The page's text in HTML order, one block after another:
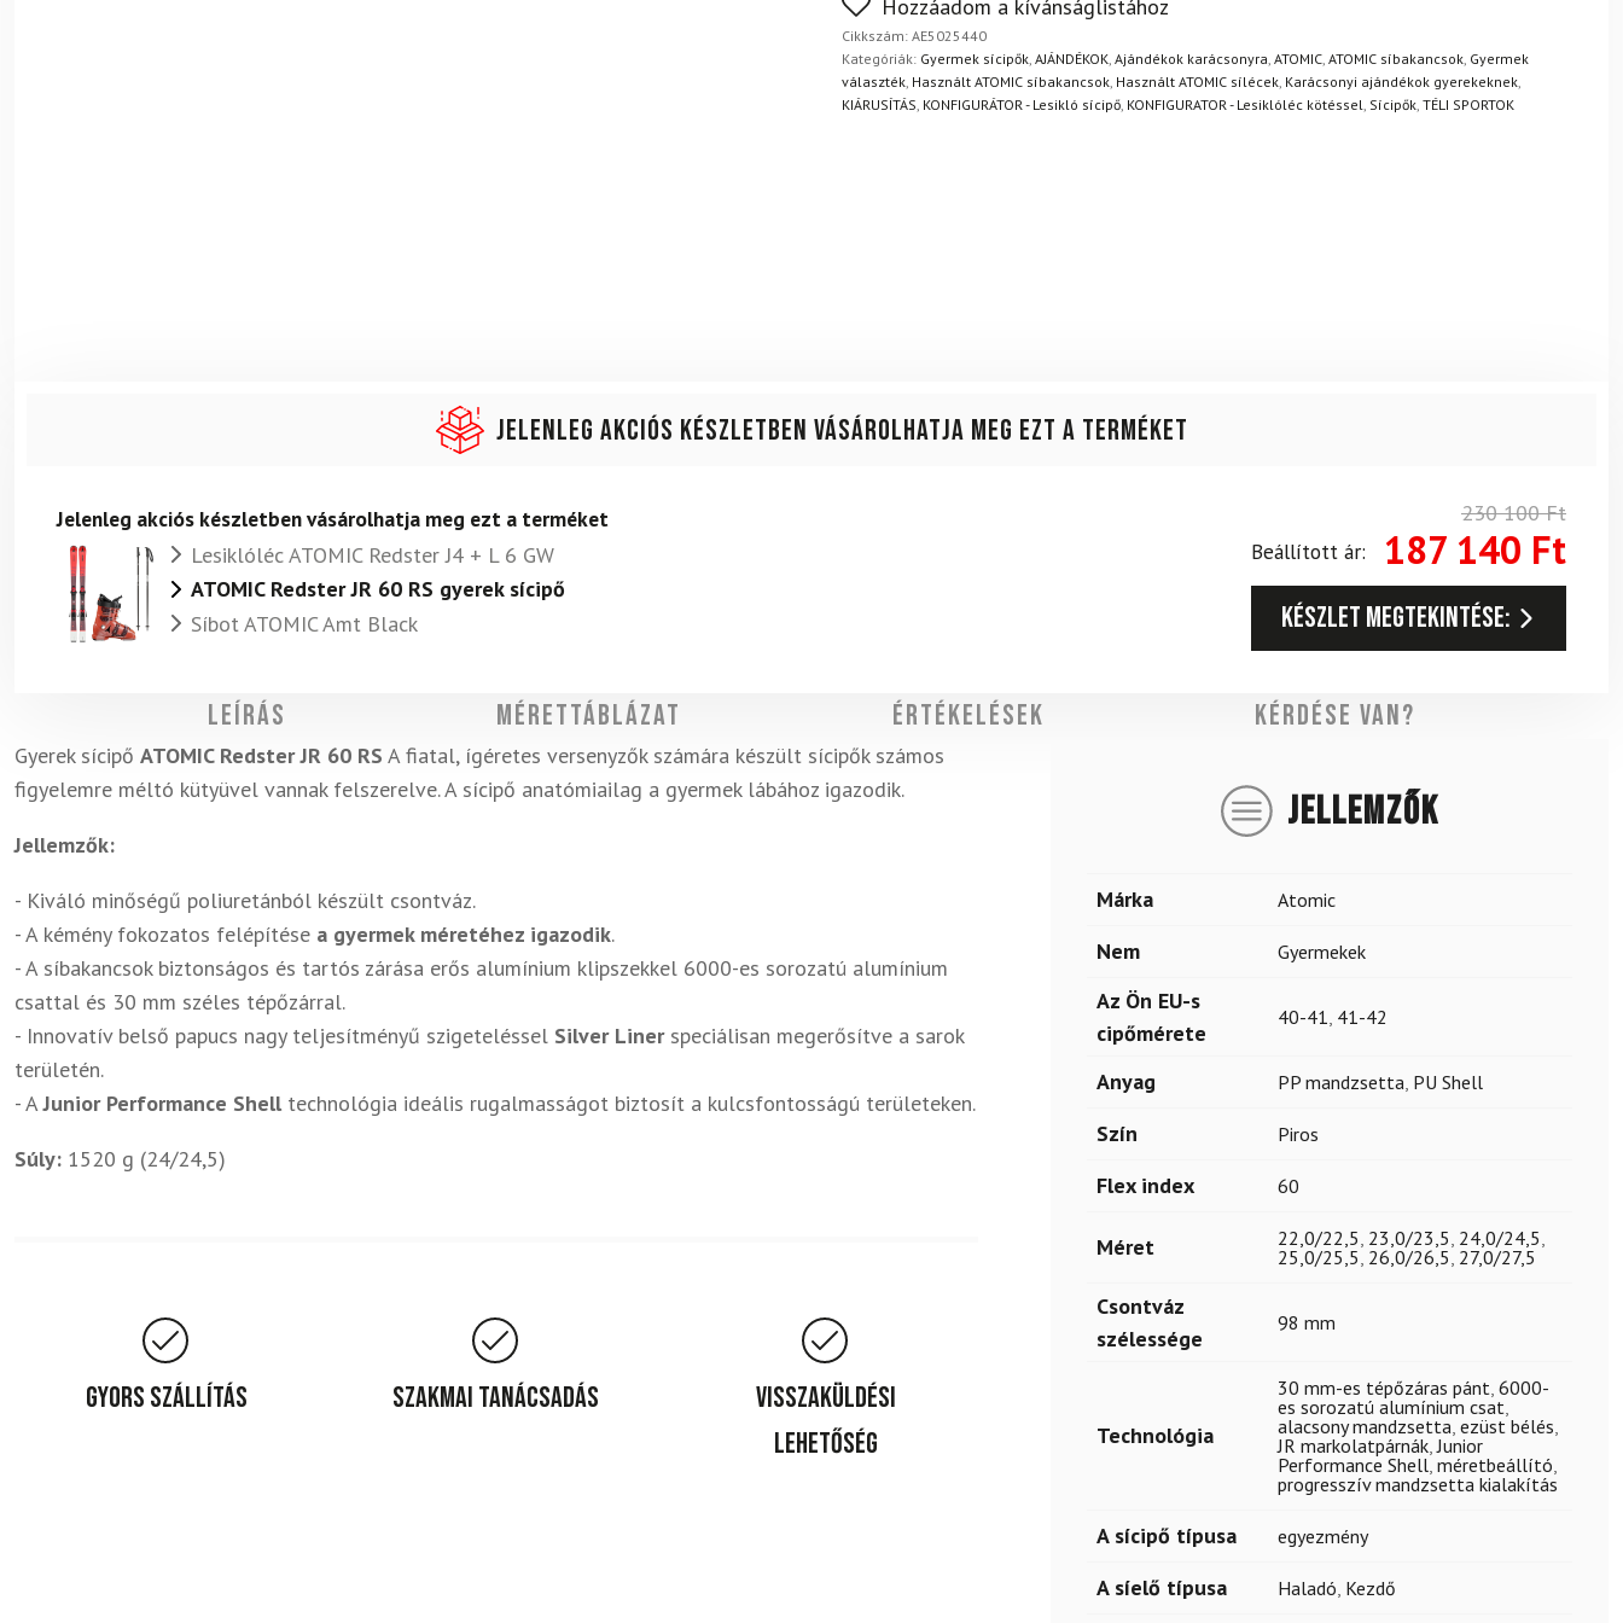
napon belül, indoklás nélkül.
Hozzáadom a kívánságlistához
Cikkszám: AE5025440
Kategóriák: Gyermek sícipők, AJÁNDÉKOK, Ajándékok karácsonyra ATOMIC, ATOMIC síbakancsok, Gyermek
választék, Használt ATOMIC síbakancsok, Használt ATOMIC sílécek, Karácsonyi ajándékok gyerekeknek,
KIÁRUSÍTÁS KONFIGURÁTOR - Lesikló sícipő, KONFIGURATOR - Lesiklóléc kötéssel Sícipők, TÉLI SPORTOK
Jelenleg akciós készletben vásárolhatja meg ezt a terméket
Jelenleg akciós készletben vásárolhatja meg ezt a terméket
Lesiklóléc ATOMIC Redster J4 + L 6 GW
ATOMIC Redster JR 60 RS gyerek sícipő
Síbot ATOMIC Amt Black
230 100Ft
Beállított ár:
187 140 Ft
Készlet megtekintése:
Leírás Mérettáblázat Értékelések Kérdése van?
Gyerek sícipő ATOMIC Redster JR 60 RS A fiatal, ígéretes versenyzők számára készült sícipők számos
figyelemre méltó kütyüvel vannak felszerelve. A sícipő anatómiailag a gyermek lábához igazodik.
Jellemzők:
- Kiváló minőségű poliuretánból készült csontváz.
- A kémény fokozatos felépítése a gyermek méretéhez igazodik.
- A síbakancsok biztonságos és tartós zárása erős alumínium klipszekkel 6000-es sorozatú alumínium
csattal és 30 mm széles tépőzárral.
- Innovatív belső papucs nagy teljesítményű szigeteléssel Silver Linerspeciálisan megerősítve a sarok
területén.
- AJunior Performance Shelltechnológia ideális rugalmasságot biztosít a kulcsfontosságú területeken.
Súly: 1520 g (24/24,5)
Gyors szállítás Szakmai tanácsadás
Visszaküldési
lehetőség
JELLEMZŐK
Márka Atomic
Nem Gyermekek
Az Ön EU-s
cipőmérete
40-41, 41-42
Anyag PP mandzsetta, PU Shell
Szín Piros
Flex index 60
Méret 22,0/22,5, 23,0/23,5, 24,0/24,5,
25,0/25,5, 26,0/26,5, 27,0/27,5
Csontváz
szélessége
98 mm
Technológia
30 mm-es tépőzáras pánt, 6000-
es sorozatú alumínium csat,
alacsony mandzsetta, ezüst bélés,
JR markolatpárnák,Junior
Performance Shell, méretbeállító,
progresszív mandzsetta kialakítás
A sícipő típusa egyezmény
A síelő típusa Haladó, Kezdő